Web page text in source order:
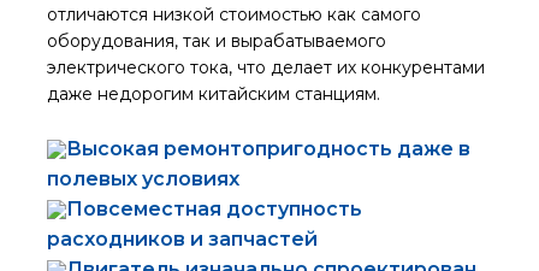
отличаются низкой стоимостью как самого
оборудования, так и вырабатываемого
электрического тока, что делает их конкурентами
даже недорогим китайским станциям.
Высокая ремонтопригодность даже в
полевых условиях
Повсеместная доступность
расходников и запчастей